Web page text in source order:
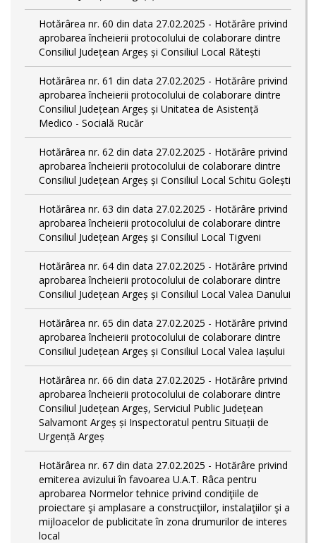
Hotărârea nr. 60 din data 27.02.2025 - Hotărâre privind
aprobarea încheierii protocolului de colaborare dintre
Consiliul Județean Argeș și Consiliul Local Rătești
Hotărârea nr. 61 din data 27.02.2025 - Hotărâre privind
aprobarea încheierii protocolului de colaborare dintre
Consiliul Județean Argeș și Unitatea de Asistență
Medico - Socială Rucăr
Hotărârea nr. 62 din data 27.02.2025 - Hotărâre privind
aprobarea încheierii protocolului de colaborare dintre
Consiliul Județean Argeș și Consiliul Local Schitu Golești
Hotărârea nr. 63 din data 27.02.2025 - Hotărâre privind
aprobarea încheierii protocolului de colaborare dintre
Consiliul Județean Argeș și Consiliul Local Tigveni
Hotărârea nr. 64 din data 27.02.2025 - Hotărâre privind
aprobarea încheierii protocolului de colaborare dintre
Consiliul Județean Argeș și Consiliul Local Valea Danului
Hotărârea nr. 65 din data 27.02.2025 - Hotărâre privind
aprobarea încheierii protocolului de colaborare dintre
Consiliul Județean Argeș și Consiliul Local Valea Iașului
Hotărârea nr. 66 din data 27.02.2025 - Hotărâre privind
aprobarea încheierii protocolului de colaborare dintre
Consiliul Județean Argeș, Serviciul Public Județean
Salvamont Argeș și Inspectoratul pentru Situații de
Urgență Argeș
Hotărârea nr. 67 din data 27.02.2025 - Hotărâre privind
emiterea avizului în favoarea U.A.T. Râca pentru
aprobarea Normelor tehnice privind condiţiile de
proiectare şi amplasare a construcţiilor, instalaţiilor şi a
mijloacelor de publicitate în zona drumurilor de interes
local